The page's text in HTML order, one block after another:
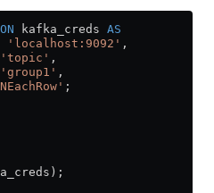
kafka_creds AS
'localhost:9092' ,
'topic' ,
'group1' ,
;